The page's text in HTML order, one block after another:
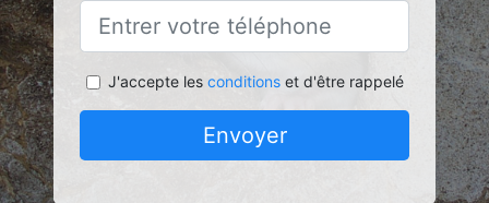
J'accepte les conditionset d'être rappelé
Envoyer